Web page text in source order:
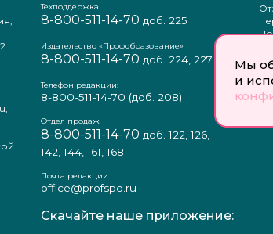
Мы
и
Техподдержка
8-800-511-14-70 доб. 225
Издательство «Профобразование»
8-800-511-14-70 доб. 224, 227
Телефон редакции:
8-800-511-14-70 (доб. 208)
Отдел продаж
8-800-511-14-70 доб. 122, 126,
142, 144, 161, 168
Почта редакции:
office@profspo.ru
Скачайте наше приложение: